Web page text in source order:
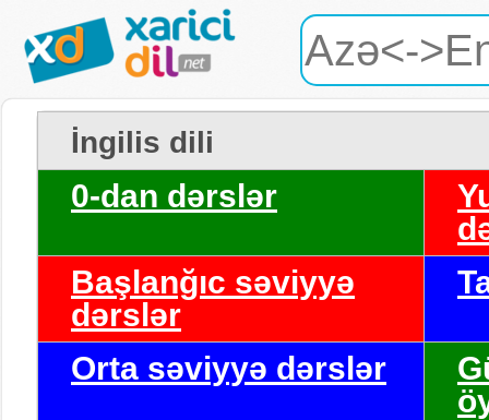
İngilis dili
0-dan dərslər
Başlanğıc səviyyə
dərslər
Orta səviyyə dərslər